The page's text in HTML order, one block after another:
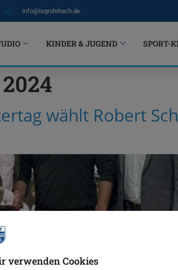
info@tsgrohrbach.de
KINDER & JUGEND SPORT-
wählt Robert
verwenden Cookies